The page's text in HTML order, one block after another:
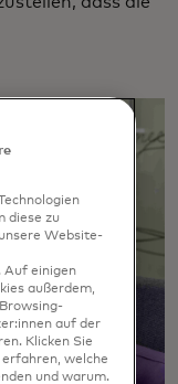
diese zu
Website-
Auf einigen
außerdem,
auf der
Klicken Sie
welche
und warum.